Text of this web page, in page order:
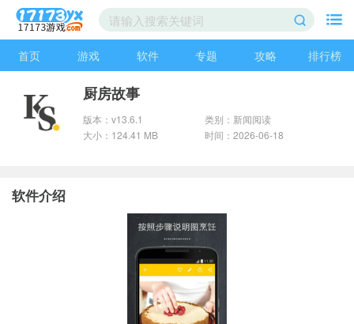
首页 游戏 软件 专题 攻略 排行榜
厨房故事
版本：v13.6.1
类别：新闻阅读
大小：124.41 MB
时间：2026-06-18
软件介绍